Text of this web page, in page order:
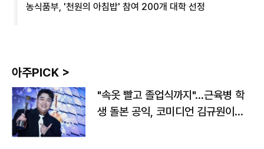
농식품부, '천원의 아침밥' 참여 200개 대학 선정
아주PICK >
"속옷 빨고 졸업식까지"…근육병 학
생 돌본 공익, 코미디언 김규원이었